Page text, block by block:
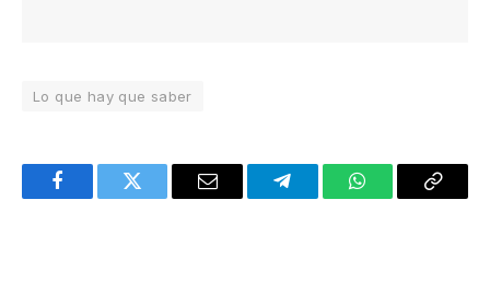
Lo que hay que saber
FacebookTwitter Email TelegramWhatsAppCopy